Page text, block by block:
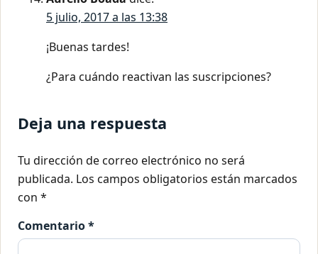
5 julio, 2017 a las 13:38
¡Buenas tardes!
¿Para cuándo reactivan las suscripciones?
Deja una respuesta
Tu dirección de correo electrónico no será
publicada. Los campos obligatorios están marcados
con *
Comentario*